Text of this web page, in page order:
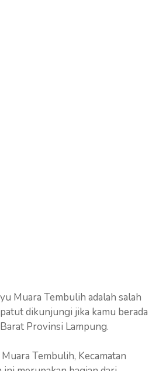
Muara Tembulih adalah salah
dikunjungi jika kamu berada
Provinsi Lampung.
Tembulih, Kecamatan